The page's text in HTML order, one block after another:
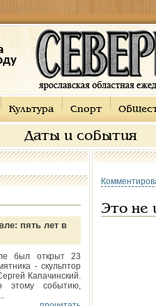
Культура Спорт
Даты и события
пять лет в
был открыт 23
- скульптор
Капачинский.
этому событию,
Это не